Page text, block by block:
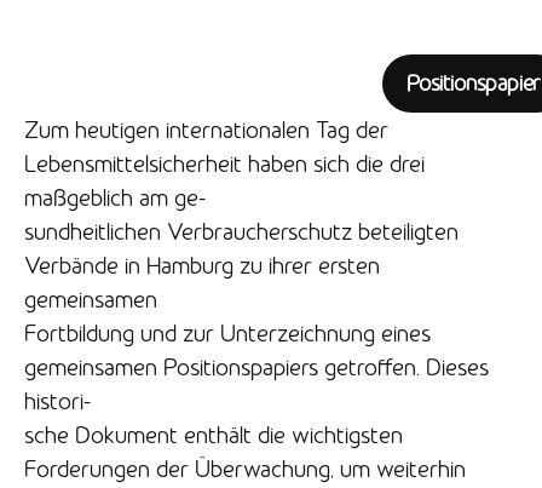
Positionspapier
Zum heutigen internationalen Tag der
Lebensmittelsicherheit haben sich die drei
maßgeblich am ge-
sundheitlichen Verbraucherschutz beteiligten
Verbände in Hamburg zu ihrer ersten
gemeinsamen
Fortbildung und zur Unterzeichnung eines
gemeinsamen Positionspapiers getroffen. Dieses
histori-
sche Dokument enthält die wichtigsten
Forderungen der Überwachung, um weiterhin